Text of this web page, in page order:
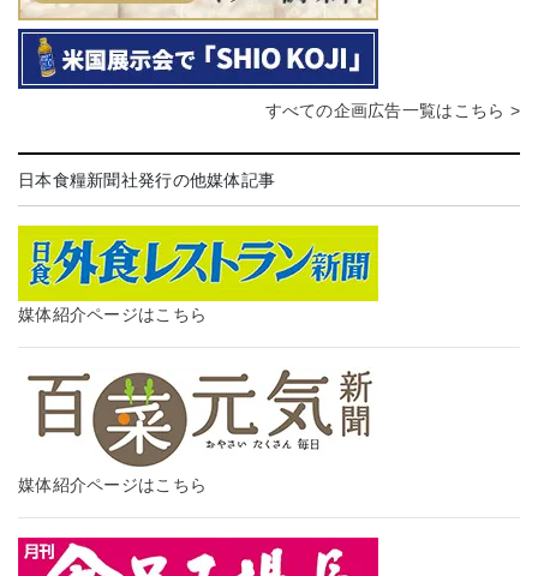
すべての企画広告一覧はこちら >
日本食糧新聞社発行の他媒体記事
媒体紹介ページはこちら
媒体紹介ページはこちら